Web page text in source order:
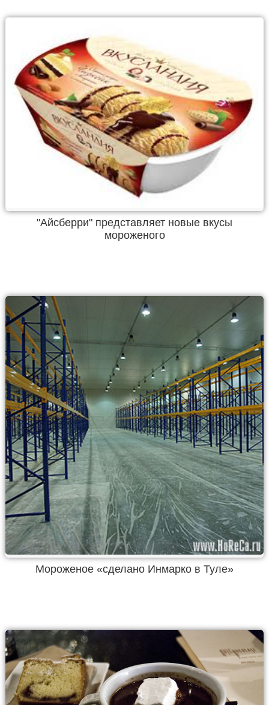
"Айсберри" представляет новые вкусы
мороженого
Мороженое «сделано Инмарко в Туле»